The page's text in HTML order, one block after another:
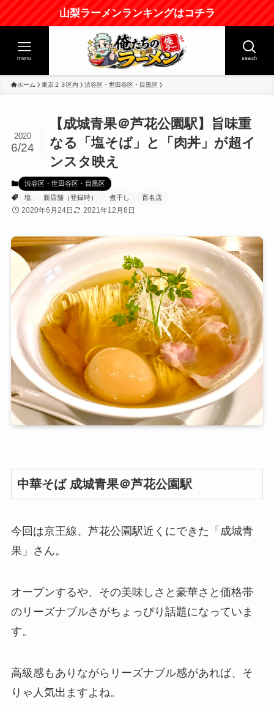
山梨ラーメンランキングはコチラ
seach
menu
ホーム 東京２３区内 渋谷区・世田谷区・目黒区
【成城青果＠芦花公園駅】旨味重
なる「塩そば」と「肉丼」が超イ
ンスタ映え
2020
6/24
渋谷区・世田谷区・目黒区
塩
新店舗（登録時） 煮干し 百名店
2020年6月24日 2021年12月8日
中華そば 成城青果＠芦花公園駅
今回は京王線、芦花公園駅近くにできた「成城青
果」さん。
オープンするや、その美味しさと豪華さと価格帯
のリーズナブルさがちょっぴり話題になっていま
す。
高級感もありながらリーズナブル感があれば、そ
りゃ人気出ますよね。